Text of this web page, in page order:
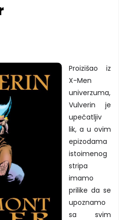
Proizišao iz
X-Men
univerzuma,
Vulverin je
upečatljiv
lik, a u ovim
epizodama
istoimenog
stripa
imamo
prilike da se
upoznamo
sa svim